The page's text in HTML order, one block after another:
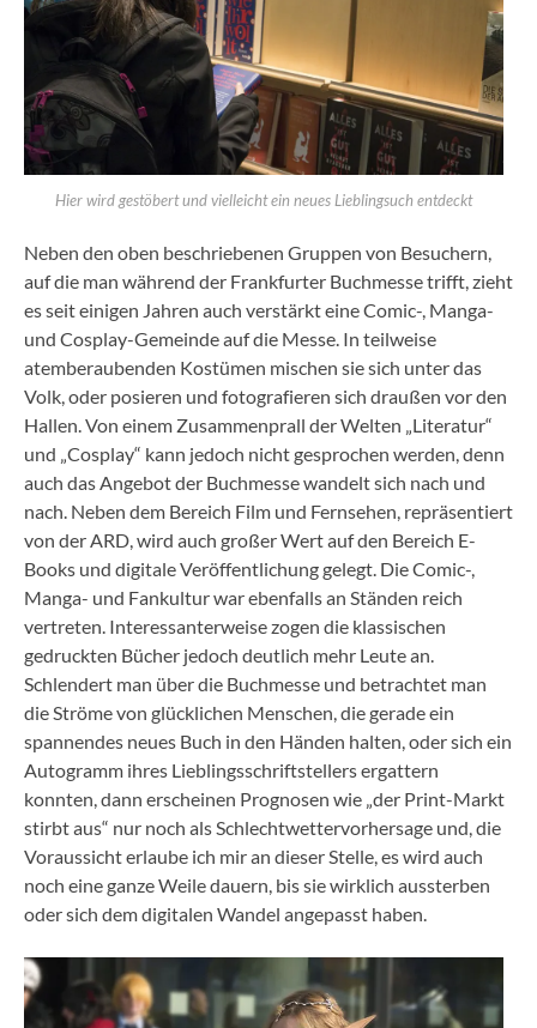
Hier wird gestöbert und vielleicht ein neues Lieblingsuch entdeckt
Neben den oben beschriebenen Gruppen von Besuchern,
auf die man während der Frankfurter Buchmesse trifft, zieht
es seit einigen Jahren auch verstärkt eine Comic-, Manga-
und Cosplay-Gemeinde auf die Messe. In teilweise
atemberaubenden Kostümen mischen sie sich unter das
Volk, oder posieren und fotografieren sich draußen vor den
Hallen. Von einem Zusammenprall der Welten „Literatur“
und „Cosplay“ kann jedoch nicht gesprochen werden, denn
auch das Angebot der Buchmesse wandelt sich nach und
nach. Neben dem Bereich Film und Fernsehen, repräsentiert
von der ARD, wird auch großer Wert auf den Bereich E-
Books und digitale Veröffentlichung gelegt. Die Comic-,
Manga- und Fankultur war ebenfalls an Ständen reich
vertreten. Interessanterweise zogen die klassischen
gedruckten Bücher jedoch deutlich mehr Leute an.
Schlendert man über die Buchmesse und betrachtet man
die Ströme von glücklichen Menschen, die gerade ein
spannendes neues Buch in den Händen halten, oder sich ein
Autogramm ihres Lieblingsschriftstellers ergattern
konnten, dann erscheinen Prognosen wie „der Print-Markt
stirbt aus“ nur noch als Schlechtwettervorhersage und, die
Voraussicht erlaube ich mir an dieser Stelle, es wird auch
noch eine ganze Weile dauern, bis sie wirklich aussterben
oder sich dem digitalen Wandel angepasst haben.